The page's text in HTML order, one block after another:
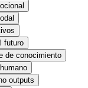
futuro
de conocimiento
outputs